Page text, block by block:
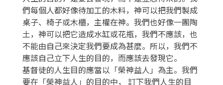
們每個人都好像待加工的木料，神可以把我們製成
桌子、椅子或木櫃，主權在神。我們也好像一團陶
土，神可以把它造成水缸或花瓶，我們不應該，也
不能由自己來決定我們要成為甚麼。所以，我們不
應該自己立下人生的目的，而應該去發現它。
基督徒的人生目的應當以「榮神益人」為主。我們
要在「榮神益人」的目的中， 訂下我們人生的目